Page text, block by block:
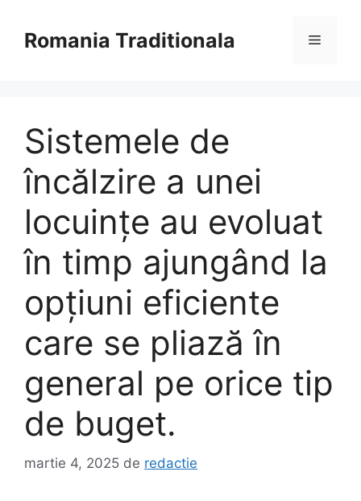
conținutRomania Traditionala Meniu
Sistemele de
încălzire a unei
locuinţe au evoluat
în timp ajungând la
opţiuni eficiente
care se pliază în
general pe orice tip
de buget.
martie 4, 2025 de redactie